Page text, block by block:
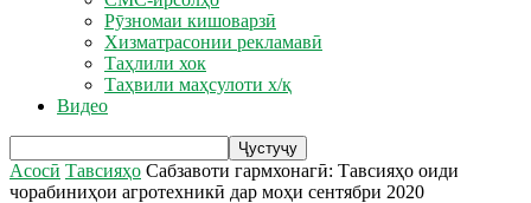
Рӯзномаи кишоварзӣ
Хизматрасонии рекламавӣ
Таҳлили хок
Таҳвили маҳсулоти х/қ
Видео
Асосӣ Тавсияҳо Сабзавоти гармхонагӣ: Тавсияҳо оиди
чорабиниҳои агротехникӣ дар моҳи сентябри 2020